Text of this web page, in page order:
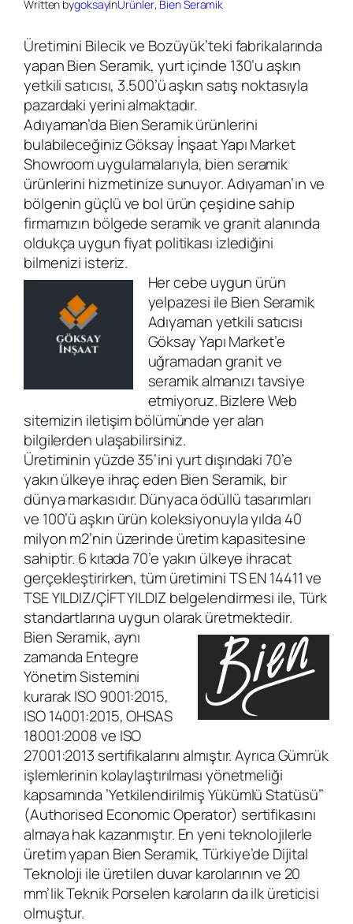
Written bygoksayinÜrünler, Bien Seramik
Üre­ti­mini Bi­le­cik ve Bo­zü­yü­k’­teki fab­ri­ka­la­rın­da
ya­pan Bien Seramik, yur­t i­çin­de 130’u aş­kın
yet­ki­li sa­tı­cı­sı, 3.500’ü aş­kın sa­tış nok­ta­sıy­la
pa­zardaki ye­ri­ni al­mak­ta­dır.
Adıyaman’da Bien Seramik ürünlerini
bulabileceğiniz Göksay İnşaat Yapı Market
Showroom uygulamalarıyla, bien seramik
ürünlerini hizmetinize sunuyor. Adıyaman’ın ve
bölgenin güçlü ve bol ürün çeşidine sahip
firmamızın bölgede seramik ve granit alanında
oldukça uygun fiyat politikası izlediğini
bilmenizi isteriz.
Her cebe uygun ürün
yelpazesi ile Bien Seramik
Adıyaman yetkili satıcısı
Göksay Yapı Market’e
uğramadan granit ve
seramik almanızı tavsiye
etmiyoruz. Bizlere Web
sitemizin iletişim bölümünde yer alan
bilgilerden ulaşabilirsiniz.
Üretiminin yüz­de 35’ini yurt dı­şın­daki 70’e
yakın ül­ke­ye ih­raç eden Bien Seramik, bir
dünya markasıdır. Dünyaca ödüllü tasarımları
ve 100’ü aşkın ürün koleksiyonuyla yılda 40
milyon m2’nin üzerinde üretim kapasitesine
sahiptir. 6 kıtada 70’e yakın ülkeye ihracat
gerçekleştirirken, tüm üretimini TS EN 14411 ve
TSE YILDIZ/ÇİFT YILDIZ belgelendirmesi ile, Türk
standartlarına uygun olarak üretmektedir.
Bien Seramik, aynı
zamanda Entegre
Yönetim Sistemini
kurarak ISO 9001:2015,
ISO 14001:2015, OHSAS
18001:2008 ve ISO
27001:2013 sertifikalarını almıştır. Ayrıca Gümrük
işlemlerinin kolaylaştırılması yönetmeliği
kapsamında ’Yetkilendirilmiş Yükümlü Statüsü’’
(Authorised Economic Operator) sertifikasını
almaya hak kazanmıştır. En yeni teknolojilerle
üretim yapan Bien Seramik, Türkiye’de Dijital
Teknoloji ile üretilen duvar karolarının ve 20
mm’lik Teknik Porselen karoların da ilk üreticisi
olmuştur.